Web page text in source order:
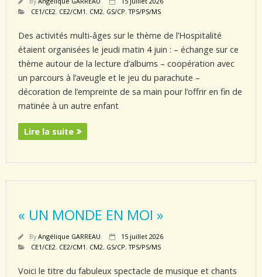
CE1/CE2, CE2/CM1, CM2, GS/CP,TPS/PS/MS
Des activités multi-âges sur le thème de l’Hospitalité
étaient organisées le jeudi matin 4 juin : – échange sur ce
thème autour de la lecture d’albums – coopération avec
un parcours à l’aveugle et le jeu du parachute –
décoration de l’empreinte de sa main pour l’offrir en fin de
matinée à un autre enfant
Lire la suite
« UN MONDE EN MOI »
ByAngélique GARREAU
15 juillet 2026
CE1/CE2, CE2/CM1, CM2, GS/CP,TPS/PS/MS
Voici le titre du fabuleux spectacle de musique et chants